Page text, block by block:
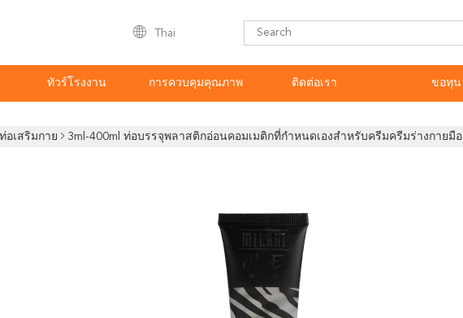
Thai
ทัวร์โรงงาน การควบคุมคุณภาพ ติดต่อเรา ขอทุน
ท่อเสริมกาย 3ml-400ml ท่อบรรจุพลาสติกอ่อนคอมเมติกที่กําหนดเองสําหรับครีมครีมร่างกายมือ